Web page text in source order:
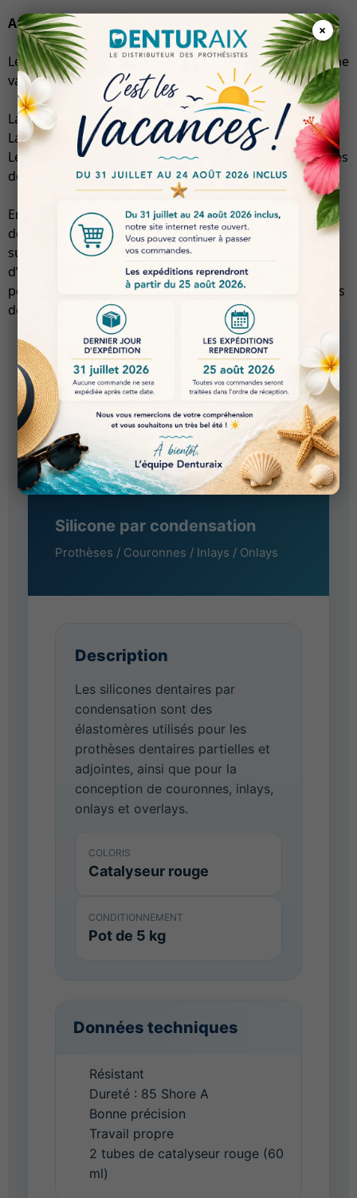
×
Applications
Le silicone par condensation Shore 85 est idéal pour une
variété d’applications dentaires, y compris :
La réalisation d’empreintes dentaires précises.
La fabrication de modèles et de prothèses dentaires.
Les applications nécessitant une reproduction fidèle des
détails anatomiques.
En choisissant le silicone Denturaix, les professionnels
de la dentisterie bénéficient d’un produit de qualité
supérieure, alliant performance, durabilité et facilité
d’utilisation. Ce matériau est un atout indispensable
pour toute pratique dentaire souhaitant offrir des soins
de haute qualité à ses patients.
FICHE TECHNIQUE
SILICONE
DENTURAIX
Silicone par condensation
Prothèses / Couronnes / Inlays / Onlays
Description
Les silicones dentaires par
condensation sont des
élastomères utilisés pour les
prothèses dentaires partielles et
adjointes, ainsi que pour la
conception de couronnes, inlays,
onlays et overlays.
COLORIS
Catalyseur rouge
CONDITIONNEMENT
Pot de 5 kg
Données techniques
Résistant
Dureté : 85 Shore A
Bonne précision
Travail propre
2 tubes de catalyseur rouge (60
ml)